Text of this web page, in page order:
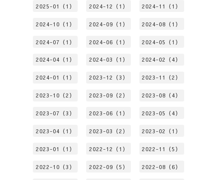
2025-01（1） 2024-12（1） 2024-11（1）
2024-10（1） 2024-09（1） 2024-08（1）
2024-07（1） 2024-06（1） 2024-05（1）
2024-04（1） 2024-03（1） 2024-02（4）
2024-01（1） 2023-12（3） 2023-11（2）
2023-10（2） 2023-09（2） 2023-08（4）
2023-07（3） 2023-06（1） 2023-05（4）
2023-04（1） 2023-03（2） 2023-02（1）
2023-01（1） 2022-12（1） 2022-11（5）
2022-10（3） 2022-09（5） 2022-08（6）